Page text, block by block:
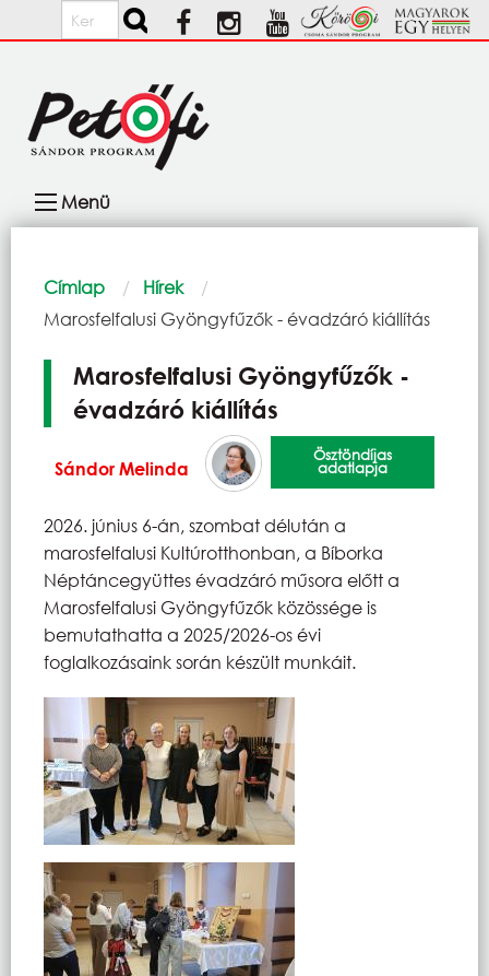
Ugrás a tartalomra
Keresés
navigáció
Menü
Morzsa
Címlap
Hírek
Current:
Marosfelfalusi Gyöngyfűzők - évadzáró kiállítás
Marosfelfalusi Gyöngyfűzők -
évadzáró kiállítás
Sándor Melinda
Ösztöndíjas
adatlapja
2026. június 6-án, szombat délután a
marosfelfalusi Kultúrotthonban, a Bíborka
Néptáncegyüttes évadzáró műsora előtt a
Marosfelfalusi Gyöngyfűzők közössége is
bemutathatta a 2025/2026-os évi
foglalkozásaink során készült munkáit.